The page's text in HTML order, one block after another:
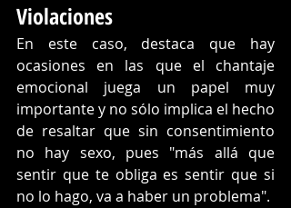
Violaciones
En este caso, destaca que hay
ocasiones en las que el chantaje
emocional juega un papel muy
importante y no sólo implica el hecho
de resaltar que sin consentimiento
no hay sexo, pues "más allá que
sentir que te obliga es sentir que si
no lo hago, va a haber un problema".